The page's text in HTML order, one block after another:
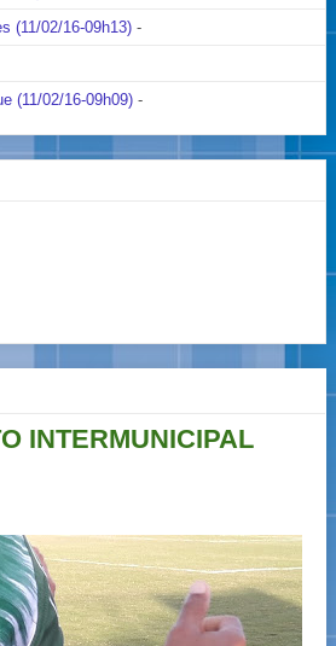
(11/02/16-09h13) -
(11/02/16-09h09) -
INTERMUNICIPAL